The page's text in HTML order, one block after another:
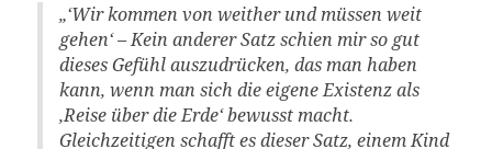
„‘Wir kommen von weither und müssen weit
gehen‘ – Kein anderer Satz schien mir so gut
dieses Gefühl auszudrücken, das man haben
kann, wenn man sich die eigene Existenz als
‚Reise über die Erde‘ bewusst macht.
Gleichzeitigen schafft es dieser Satz, einem Kind